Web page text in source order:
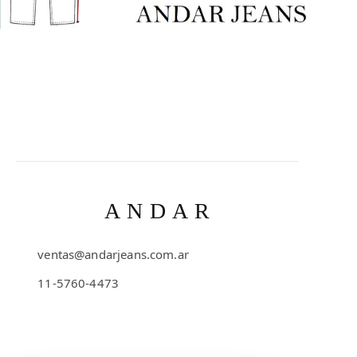
ANDAR
ventas@andarjeans.com.ar
11-5760-4473